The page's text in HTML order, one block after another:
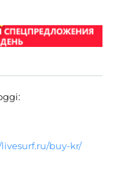
buy-kr/